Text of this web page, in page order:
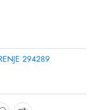
294289
DA9600013Y
DA96-00280K